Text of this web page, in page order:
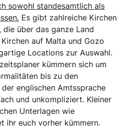
sowohl standesamtlich als
Es gibt zahlreiche Kirchen
über das ganze Land
auf Malta und Gozo
Locations zur Auswahl.
kümmern sich um
bis zu den
englischen Amtssprache
und unkompliziert. Kleiner
Unterlagen wie
ihr euch vorher kümmern.